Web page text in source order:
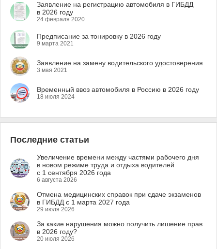
Заявление на регистрацию автомобиля в ГИБДД
в 2026 году
24 февраля 2020
Предписание за тонировку в 2026 году
9 марта 2021
Заявление на замену водительского удостоверения
3 мая 2021
Временный ввоз автомобиля в Россию в 2026 году
18 июля 2024
Последние статьи
Увеличение времени между частями рабочего дня
в новом режиме труда и отдыха водителей
с 1 сентября 2026 года
6 августа 2026
Отмена медицинских справок при сдаче экзаменов
в ГИБДД с 1 марта 2027 года
29 июля 2026
За какие нарушения можно получить лишение прав
в 2026 году?
20 июля 2026